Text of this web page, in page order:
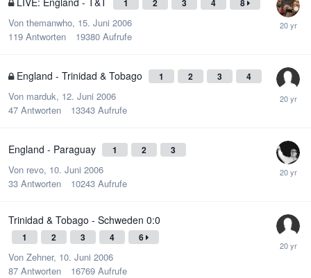
Von themanwho, 15. Juni 2006
119 Antworten 19380 Aufrufe
England - Trinidad & Tobago 1 2 3 4
Von marduk, 12. Juni 2006
47 Antworten 13343 Aufrufe
England - Paraguay 1 2 3
Von revo, 10. Juni 2006
33 Antworten 10243 Aufrufe
Trinidad & Tobago - Schweden 0:0
1 2 3 4 6
Von Zehner, 10. Juni 2006
87 Antworten 16769 Aufrufe